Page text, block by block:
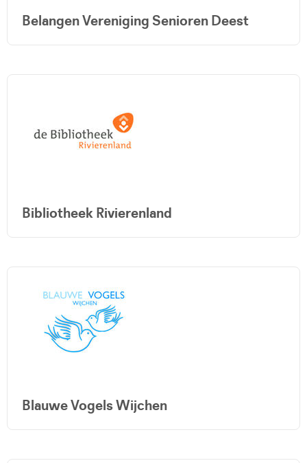
Belangen Vereniging Senioren Deest
Bibliotheek Rivierenland
Blauwe Vogels Wijchen